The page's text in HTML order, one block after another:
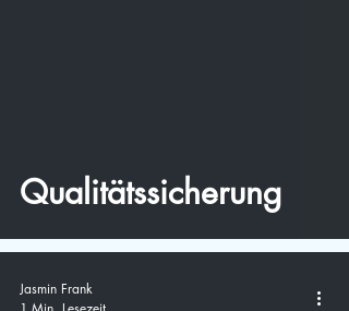
Qualitätssicherung
Jasmin Frank